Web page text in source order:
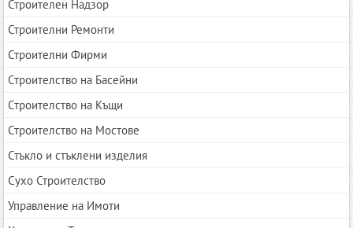
Строителен Надзор
Строителни Ремонти
Строителни Фирми
Строителство на Басейни
Строителство на Къщи
Строителство на Мостове
Стъкло и стъклени изделия
Сухо Строителство
Управление на Имоти